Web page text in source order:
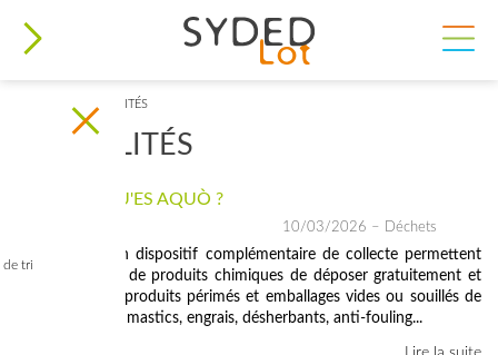
de tri
VOUS ÊTES ICI
> ACTUALITÉS
ACTUALITÉS
REKUPO : QU'ES AQUÒ ?
10/03/2026 – Déchets
REKUPO est un dispositif complémentaire de collecte permettent
aux utilisateurs de produits chimiques de déposer gratuitement et
rapidement les produits périmés et emballages vides ou souillés de
peinture, colles, mastics, engrais, désherbants, anti-fouling...